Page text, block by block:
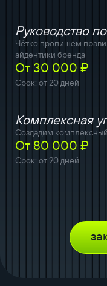
Руководство
Чётко пропишем
айдентики бренда
От 30 000 ₽
Срок: от 20 дней
Комплексная
Создадим
От 80 000 ₽
Срок: от 20 дней